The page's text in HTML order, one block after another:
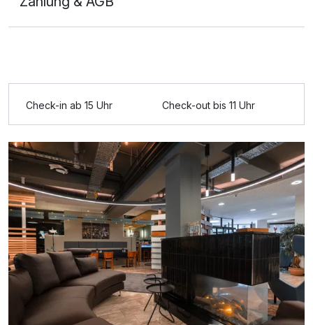
Für 5 Tage p.P. ab326,00 €
Doppelzimmer Komfort
2 Erwachsene und 1 Kind
Check-in ab 15 Uhr Check-out bis 11 Uhr